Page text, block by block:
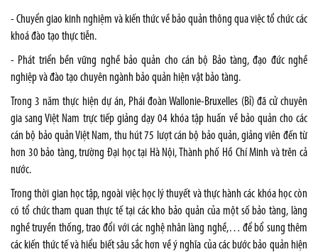
- Chuyển giao kinh nghiệm và kiến thức về bảo quản thông qua việc tổ chức các
khoá đào tạo thực tiễn.
- Phát triển bền vững nghề bảo quản cho cán bộ Bảo tàng, đạo đức nghề
nghiệp và đào tạo chuyên ngành bảo quản hiện vật bảo tàng.
Trong 3 năm thực hiện dự án, Phái đoàn Wallonie-Bruxelles (Bỉ) đã cử chuyên
gia sang Việt Nam trực tiếp giảng dạy 04 khóa tập huấn về bảo quản cho các
cán bộ bảo quản Việt Nam, thu hút 75 lượt cán bộ bảo quản, giảng viên đến từ
hơn 30 bảo tàng, trường Đại học tại Hà Nội, Thành phố Hồ Chí Minh và trên cả
nước.
Trong thời gian học tập, ngoài việc học lý thuyết và thực hành các khóa học còn
có tổ chức tham quan thực tế tại các kho bảo quản của một số bảo tàng, làng
nghề truyền thống, trao đổi với các nghệ nhân làng nghề,… để bổ sung thêm
các kiến thức tế và hiểu biết sâu sắc hơn về ý nghĩa của các bước bảo quản hiện